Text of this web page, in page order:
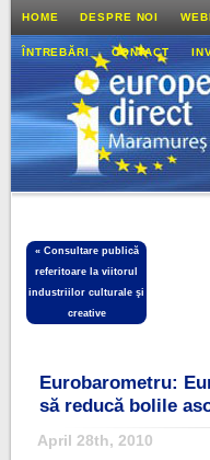
HOME DESPRE NOI
ÎNTREBĂRI CONTACT
« Consultare publică
referitoare la viitorul
industriilor culturale şi
creative
Eurobarometru:
să reducă bolile
April 28th, 2010